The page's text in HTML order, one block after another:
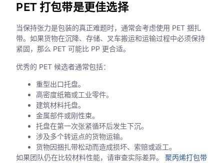
PET 打包带是更佳选择
当保持张力是包装的真正难题时，通常会考虑使用 PET 捆扎
带。如果货物在沉降、存储、叉车搬运和运输过程中必须保持
紧固，那么 PET 可能比 PP 更合适。
优秀的 PET 候选者通常包括：
重型出口托盘。
高密度纸箱或工业零件。
建筑材料托盘。
金属部件或刚性束。
托盘在第一次张紧循环后发生下沉。
涉及多个转运点的货物运输。
货物因捆扎带松动而造成损坏、索赔或返工。
如果团队仍在比较材料性能，请审查实际差异。聚丙烯打包带